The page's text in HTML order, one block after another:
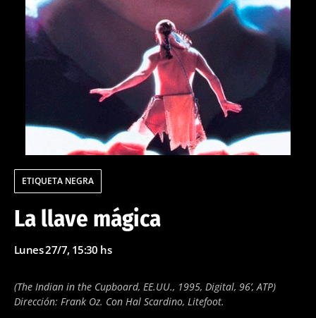
ETIQUETA NEGRA
La llave mágica
Lunes 27/7, 15:30 hs
(The Indian in the Cupboard, EE.UU., 1995, Digital, 96’, ATP)
Dirección: Frank Oz. Con Hal Scardino, Litefoot.